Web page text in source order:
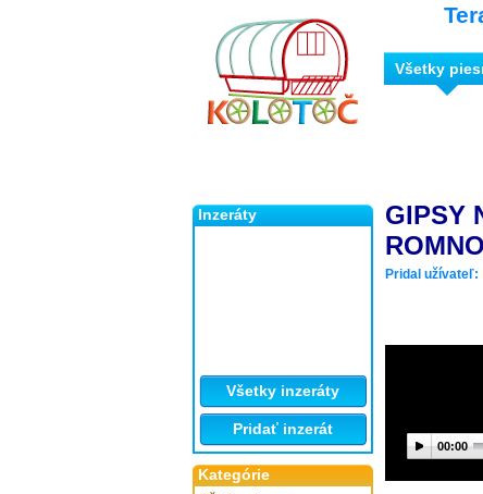
Inzeráty
Všetky inzeráty
Pridať inzerát
Kategórie
Všetky
GIPSY
Pridal užívateľ:
00:00